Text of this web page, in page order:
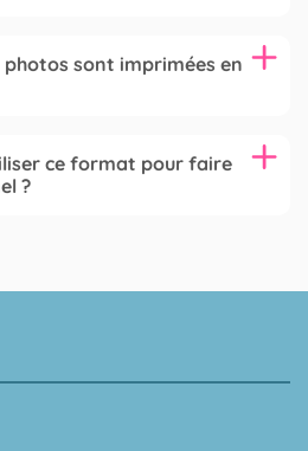
photos sont imprimées en
ce format pour faire
?